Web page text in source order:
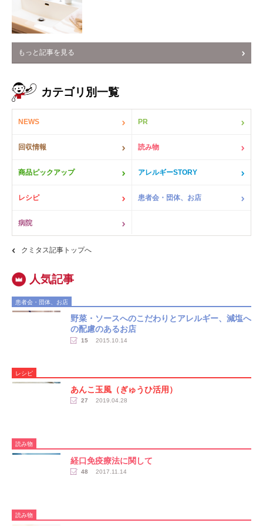
もっと記事を見る
カテゴリ別一覧
NEWS PR
回収情報 読み物
商品ピックアップ アレルギーSTORY
レシピ 患者会・団体、お店
病院
クミタス記事トップへ
患者会・団体、お店
野菜・ソースへのこだわりとアレルギー、減塩へ
の配慮のあるお店
15 2015.10.14
レシピ
あんこ玉風（ぎゅうひ活用）
27 2019.04.28
読み物
経口免疫療法に関して
48 2017.11.14
読み物